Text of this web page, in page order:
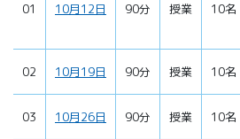
01 10月12日 90分 授業 10名
02 10月19日 90分 授業 10名
03 10月26日 90分 授業 10名